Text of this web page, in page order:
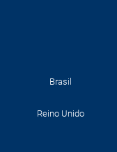
Brasil
Reino Unido